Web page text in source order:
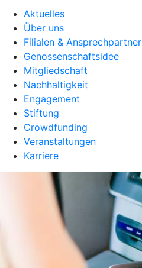
Aktuelles
Über uns
Filialen & Ansprechpartner
Genossenschaftsidee
Mitgliedschaft
Nachhaltigkeit
Engagement
Stiftung
Crowdfunding
Veranstaltungen
Karriere